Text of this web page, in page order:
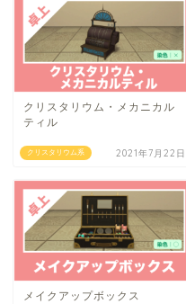
クリスタリウム系
クリスタリウム・メカニカル
ティル
2021年7月22日
メイクアップボックス